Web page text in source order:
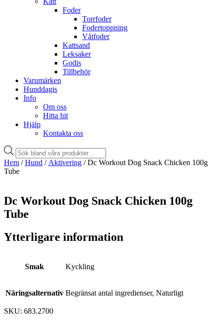
Foder
Torrfoder
Fodertoppning
Våtfoder
Kattsand
Leksaker
Godis
Tillbehör
Varumärken
Hunddagis
Info
Om oss
Hitta hit
Hjälp
Kontakta oss
Products
search
Hem /Hund / Aktivering / Dc Workout Dog Snack Chicken 100g
Tube
Dc Workout Dog Snack Chicken 100g
Tube
Ytterligare information
Smak Kyckling
Näringsalternativ Begränsat antal ingredienser, Naturligt
SKU: 683.2700